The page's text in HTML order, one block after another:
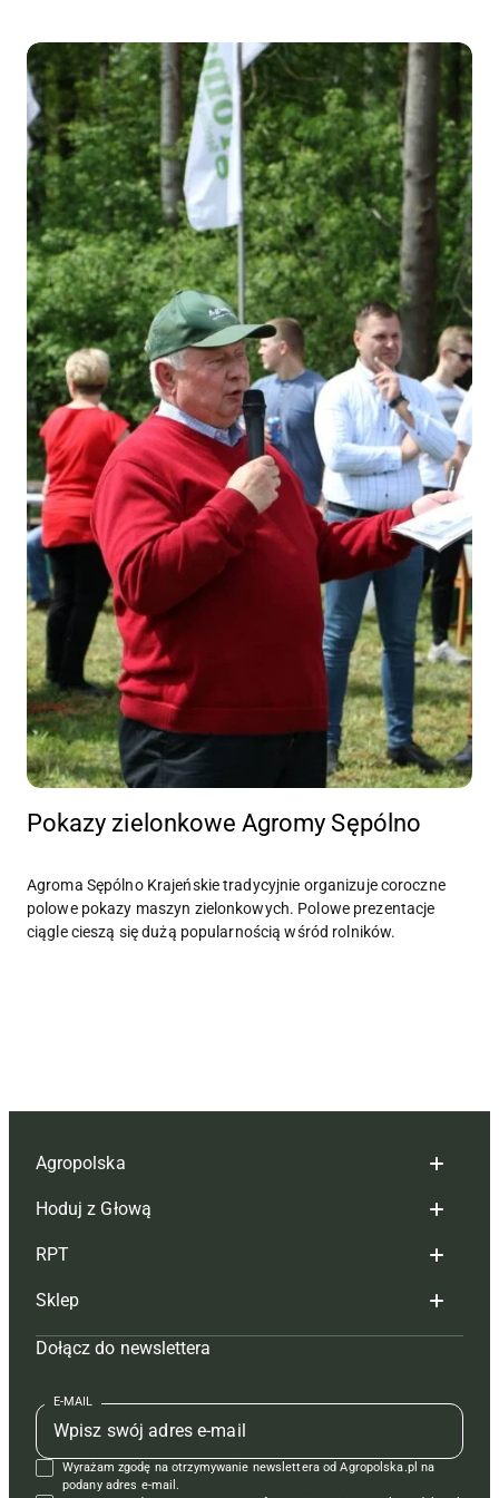
Pokazy zielonkowe Agromy Sępólno
Agroma Sępólno Krajeńskie tradycyjnie organizuje coroczne
polowe pokazy maszyn zielonkowych. Polowe prezentacje
ciągle cieszą się dużą popularnością wśród rolników.
Agropolska
Redakcja
Reklama
Tagi
Mapa serwisu
Kontakt
Regulamin
Polityka prywatności
Hoduj z Głową
Hoduj z głową bydło
Hoduj z głową świnie
Prenumerata
Redakcja
Kontakt
Reklama
RPT
Redakcja
Prenumerata
Reklama
Kontakt
Krzyżówki
Sklep
Czasopisma i prenumerata
Książki
Regulamin
Dołącz do newslettera
E-MAIL
Wyrażam zgodę na otrzymywanie newslettera od Agropolska.pl na
podany adres e-mail.